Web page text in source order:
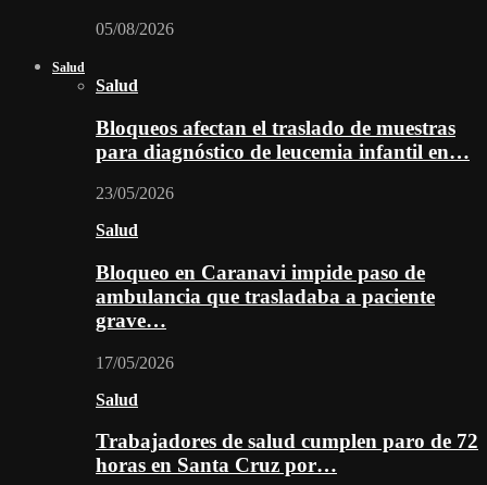
05/08/2026
Salud
Salud
Bloqueos afectan el traslado de muestras
para diagnóstico de leucemia infantil en…
23/05/2026
Salud
Bloqueo en Caranavi impide paso de
ambulancia que trasladaba a paciente
grave…
17/05/2026
Salud
Trabajadores de salud cumplen paro de 72
horas en Santa Cruz por…